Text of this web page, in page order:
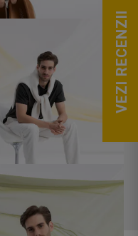
VEZI RECENZII